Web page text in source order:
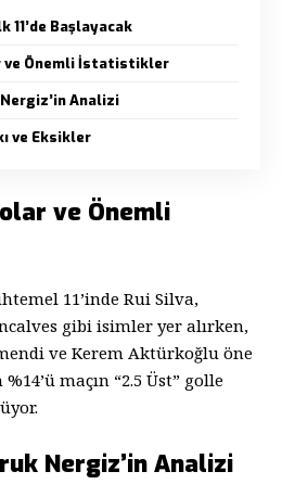
11’de Başlayacak
ve Önemli İstatistikler
Analizi
ve Eksikler
ve Önemli
11’inde Rui Silva,
gibi isimler yer alırken,
ve Kerem Aktürkoğlu öne
maçın “2.5 Üst” golle
Nergiz’in Analizi